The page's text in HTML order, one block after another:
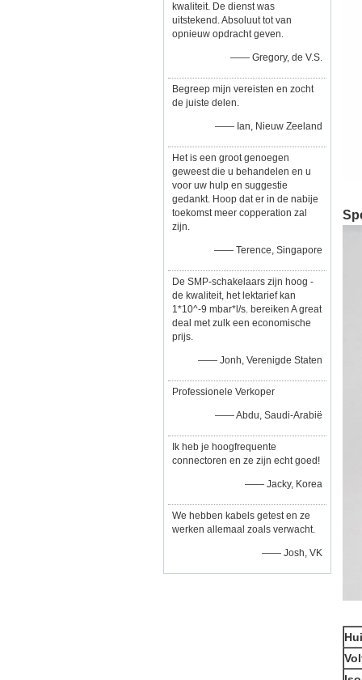
kwaliteit. De dienst was
uitstekend. Absoluut tot van
opnieuw opdracht geven.
—— Gregory, de V.S.
Begreep mijn vereisten en zocht
de juiste delen.
—— Ian, Nieuw Zeeland
Het is een groot genoegen
geweest die u behandelen en u
voor uw hulp en suggestie
gedankt. Hoop dat er in de nabije
toekomst meer copperation zal
zijn.
—— Terence, Singapore
De SMP-schakelaars zijn hoog -
de kwaliteit, het lektarief kan
1*10^-9 mbar*l/s. bereiken A great
deal met zulk een economische
prijs.
—— Jonh, Verenigde Staten
Professionele Verkoper
—— Abdu, Saudi-Arabië
Ik heb je hoogfrequente
connectoren en ze zijn echt goed!
—— Jacky, Korea
We hebben kabels getest en ze
werken allemaal zoals verwacht.
—— Josh, VK